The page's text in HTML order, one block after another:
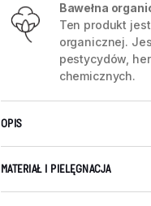
Bawełna
Ten produkt
organicznej.
pestycydów,
chemicznych.
OPIS
MATERIAŁ I PIELĘGNACJA